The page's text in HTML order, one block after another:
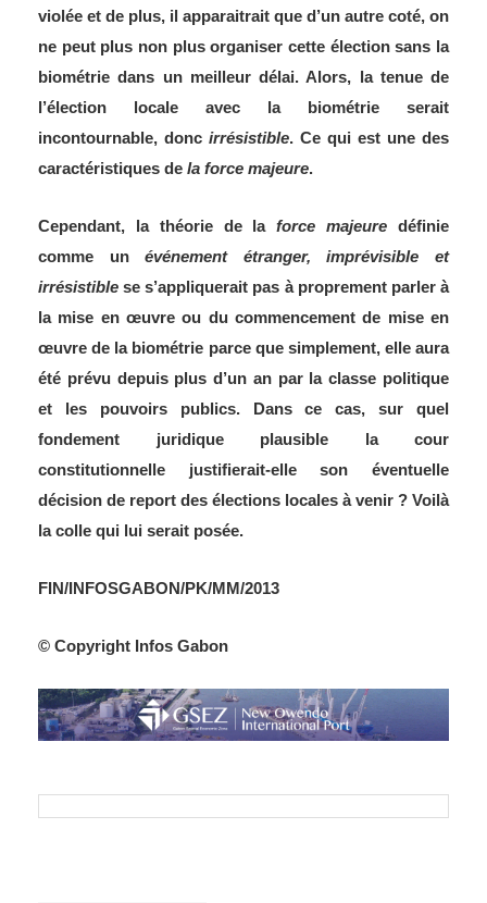
violée et de plus, il apparaitrait que d’un autre coté, on
ne peut plus non plus organiser cette élection sans la
biométrie dans un meilleur délai. Alors, la tenue de
l’élection locale avec la biométrie serait
incontournable, donc irrésistible. Ce qui est une des
caractéristiques de la force majeure.
Cependant, la théorie de laforce majeure définie
comme unévénement étranger, imprévisible et
irrésistiblese s’appliquerait pas à proprement parler à
la mise en œuvre ou du commencement de mise en
œuvre de la biométrie parce que simplement, elle aura
été prévu depuis plus d’un an par la classe politique
et les pouvoirs publics. Dans ce cas, sur quel
fondement juridique plausible la cour
constitutionnelle justifierait-elle son éventuelle
décision de report des élections locales à venir ? Voilà
la colle qui lui serait posée.
FIN/INFOSGABON/PK/MM/2013
© Copyright Infos Gabon